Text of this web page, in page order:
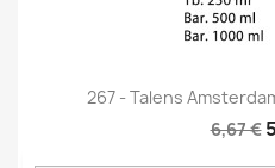
267 - Talens
6,67 €